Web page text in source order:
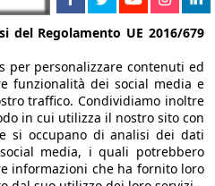
Gobain
Saint-Gobain
Italia
webertherm
del Regolamento UE 2016/679
per personalizzare contenuti ed
funzionalità dei social media e
traffico. Condividiamo inoltre
in cui utilizza il nostro sito con
si occupano di analisi dei dati
media, i quali potrebbero
informazioni che ha fornito loro